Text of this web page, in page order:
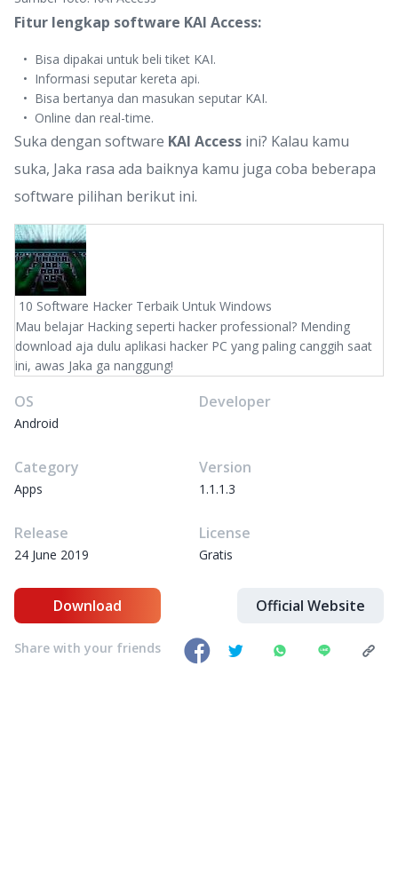
Fitur lengkap software KAI Access:
Bisa dipakai untuk beli tiket KAI.
Informasi seputar kereta api.
Bisa bertanya dan masukan seputar KAI.
Online dan real-time.
Suka dengan software KAI Access ini? Kalau kamu
suka, Jaka rasa ada baiknya kamu juga coba beberapa
software pilihan berikut ini.
10 Software Hacker Terbaik Untuk Windows
Mau belajar Hacking seperti hacker professional? Mending
download aja dulu aplikasi hacker PC yang paling canggih saat
ini, awas Jaka ga nanggung!
OS
Android
Developer
Category
Apps
Version
1.1.1.3
Release
24 June 2019
License
Gratis
Download Official Website
Share with your friends